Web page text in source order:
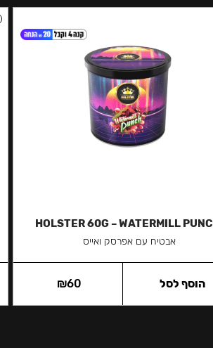
HOLSTER 60G – WATERMILL
אבטיח עם אפרסק ואייס
₪60 הוסף לסל